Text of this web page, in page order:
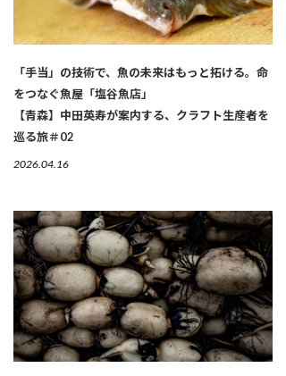
「手当」の技術で、魚の未来はもっと拓ける。命
をつなぐ魚屋「塩谷魚店」
【青森】中田英寿が案内する、クラフト生産者を
巡る旅＃02
2026.04.16